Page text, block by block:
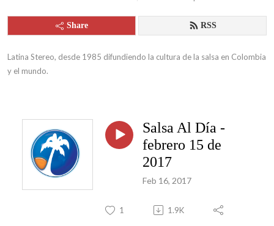
Share RSS
Latina Stereo, desde 1985 difundiendo la cultura de la salsa en Colombia
y el mundo.
Salsa Al Día -
febrero 15 de
2017
Feb 16, 2017
1 1.9K